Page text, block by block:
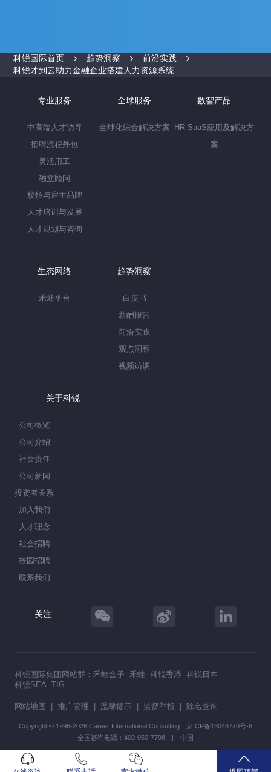
科锐国际首页 趋势洞察
前沿实践
科锐才到云助力金融企业搭建人力资源系统
专业服务
中高端人才访寻
招聘流程外包
灵活用工
独立顾问
校招与雇主品牌
人才培训与发展
人才规划与咨询
全球服务
全球化综合解决方案
数智产品
HR SaaS应用及解决方
案
生态网络
禾蛙平台
趋势洞察
白皮书
薪酬报告
前沿实践
观点洞察
视频访谈
关于科锐
公司概览
公司介绍
社会责任
公司新闻
投资者关系
加入我们
人才理念
社会招聘
校园招聘
联系我们
关注
科锐国际集团网站群： 禾蛙盒子 禾蛙 科锐香港 科锐日本
科锐SEA TIG
网站地图 推广管理 温馨提示 监督举报 除名查询
Copyright © 1996-2026 Career International Consulting 京ICP备13048770号-6
全国咨询电话：400-050-7798 | 中国